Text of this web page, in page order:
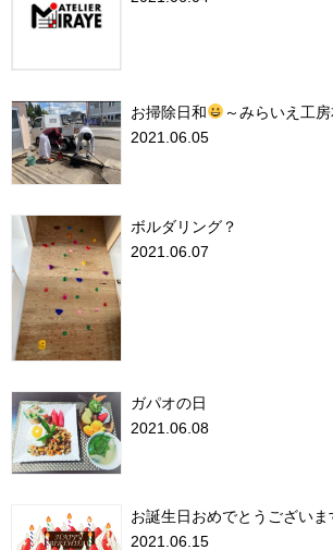
お掃除日和
～みらいえ工
2021.06.05
ボルダリング？
2021.06.07
ガパオの日
2021.06.08
お誕生日おめでとうございま
2021.06.15